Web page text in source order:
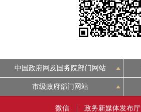
中国政府网及国务院部门网站
市级政府部门网站
微信 政务新媒体发布厅